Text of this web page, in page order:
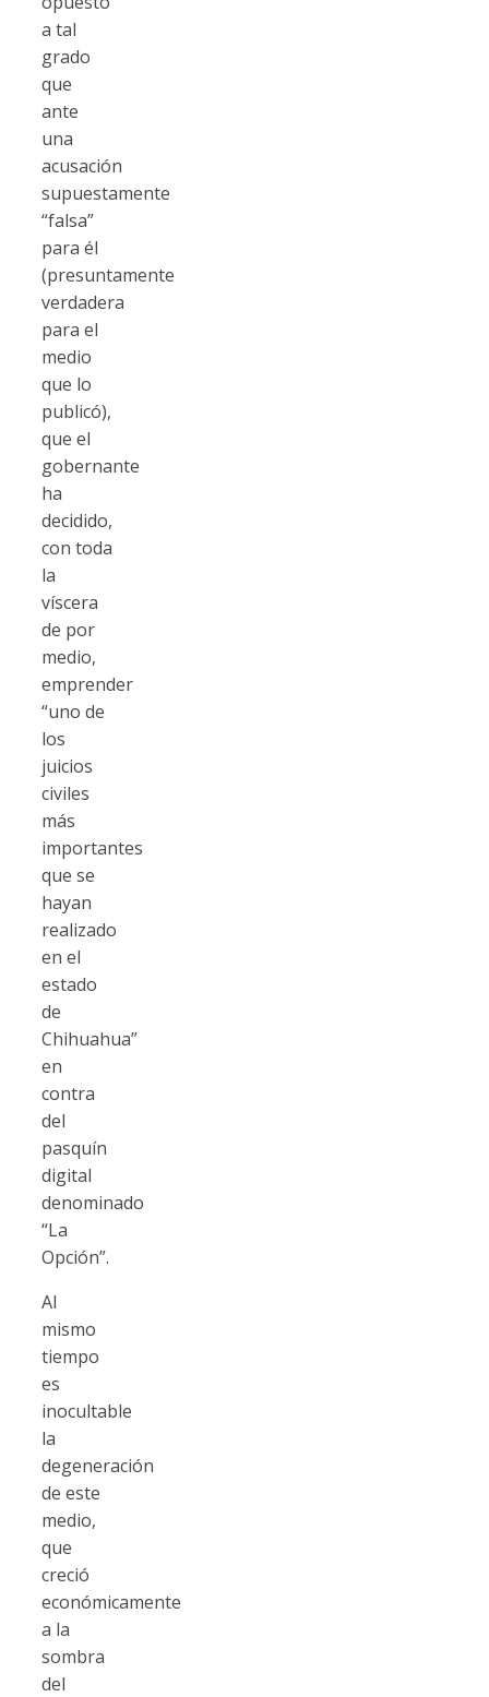
a tal
grado
que
ante
una
acusación
supuestamente
“falsa”
para él
(presuntamente
verdadera
para el
medio
que lo
publicó),
que el
gobernante
ha
decidido,
con toda
la
víscera
de por
medio,
emprender
“uno de
los
juicios
civiles
más
importantes
que se
hayan
realizado
en el
estado
de
Chihuahua”
en
contra
del
pasquín
digital
denominado
“La
Opción”.
Al
mismo
tiempo
es
inocultable
la
degeneración
de este
medio,
que
creció
económicamente
a la
sombra
del